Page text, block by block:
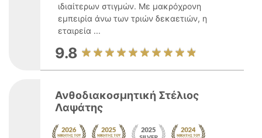
ιδιαίτερων στιγμών. Με μακρόχρονη
εμπειρία άνω των τριών δεκαετιών, η
εταιρεία ...
9.8
Ανθοδιακοσμητική Στέλιος
Λαψάτης